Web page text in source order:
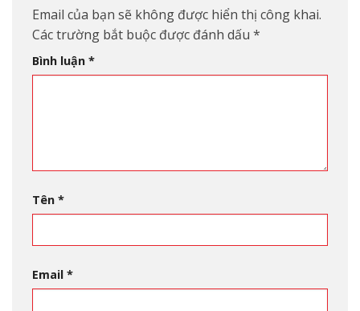
Email của bạn sẽ không được hiển thị công khai.
Các trường bắt buộc được đánh dấu *
Bình luận *
Tên *
Email *